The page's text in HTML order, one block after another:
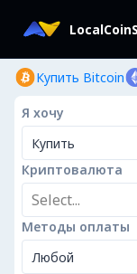
Купить Bitcoin
Я хочу
Купить
Криптовалюта
Select...
Методы оплаты
Любой